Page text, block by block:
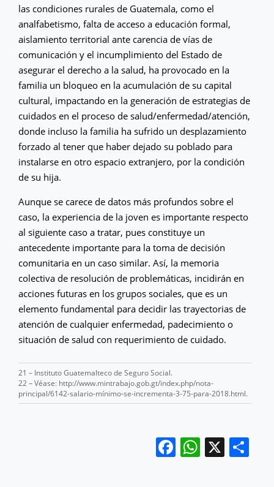
las condiciones rurales de Guatemala, como el
analfabetismo, falta de acceso a educación formal,
aislamiento territorial ante carencia de vías de
comunicación y el incumplimiento del Estado de
asegurar el derecho a la salud, ha provocado en la
familia un bloqueo en la acumulación de su capital
cultural, impactando en la generación de estrategias de
cuidados en el proceso de salud/enfermedad/atención,
donde incluso la familia ha sufrido un desplazamiento
forzado al tener que haber dejado su poblado para
instalarse en otro espacio extranjero, por la condición
de su hija.
Aunque se carece de datos más profundos sobre el
caso, la experiencia de la joven es importante respecto
al siguiente caso a tratar, pues constituye un
antecedente importante para la toma de decisión
comunitaria en un caso similar. Así, la memoria
colectiva de resolución de problemáticas, incidirán en
acciones futuras en los grupos sociales, que es un
elemento fundamental para decidir las trayectorias de
atención de cualquier enfermedad, padecimiento o
situación de salud con requerimiento de cuidado.
21 – Instituto Guatemalteco de Seguro Social.
22 – Véase: http://www.mintrabajo.gob.gt/index.php/nota-
principal/6142-salario-mínimo-se-incrementa-3-75-para-2018.html.
Facebook
X